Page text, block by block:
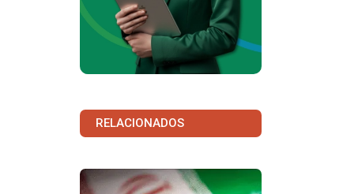
RELACIONADOS